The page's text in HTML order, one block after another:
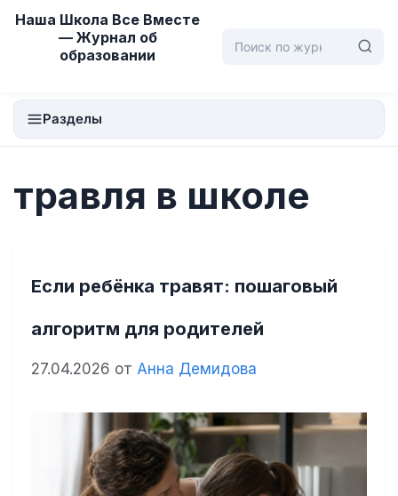
Перейти
содержимому
Наша Школа Все Вместе
— Журнал об
образовании
Разделы
травля в школе
Если ребёнка травят: пошаговый
алгоритм для родителей
27.04.2026 от Анна Демидова